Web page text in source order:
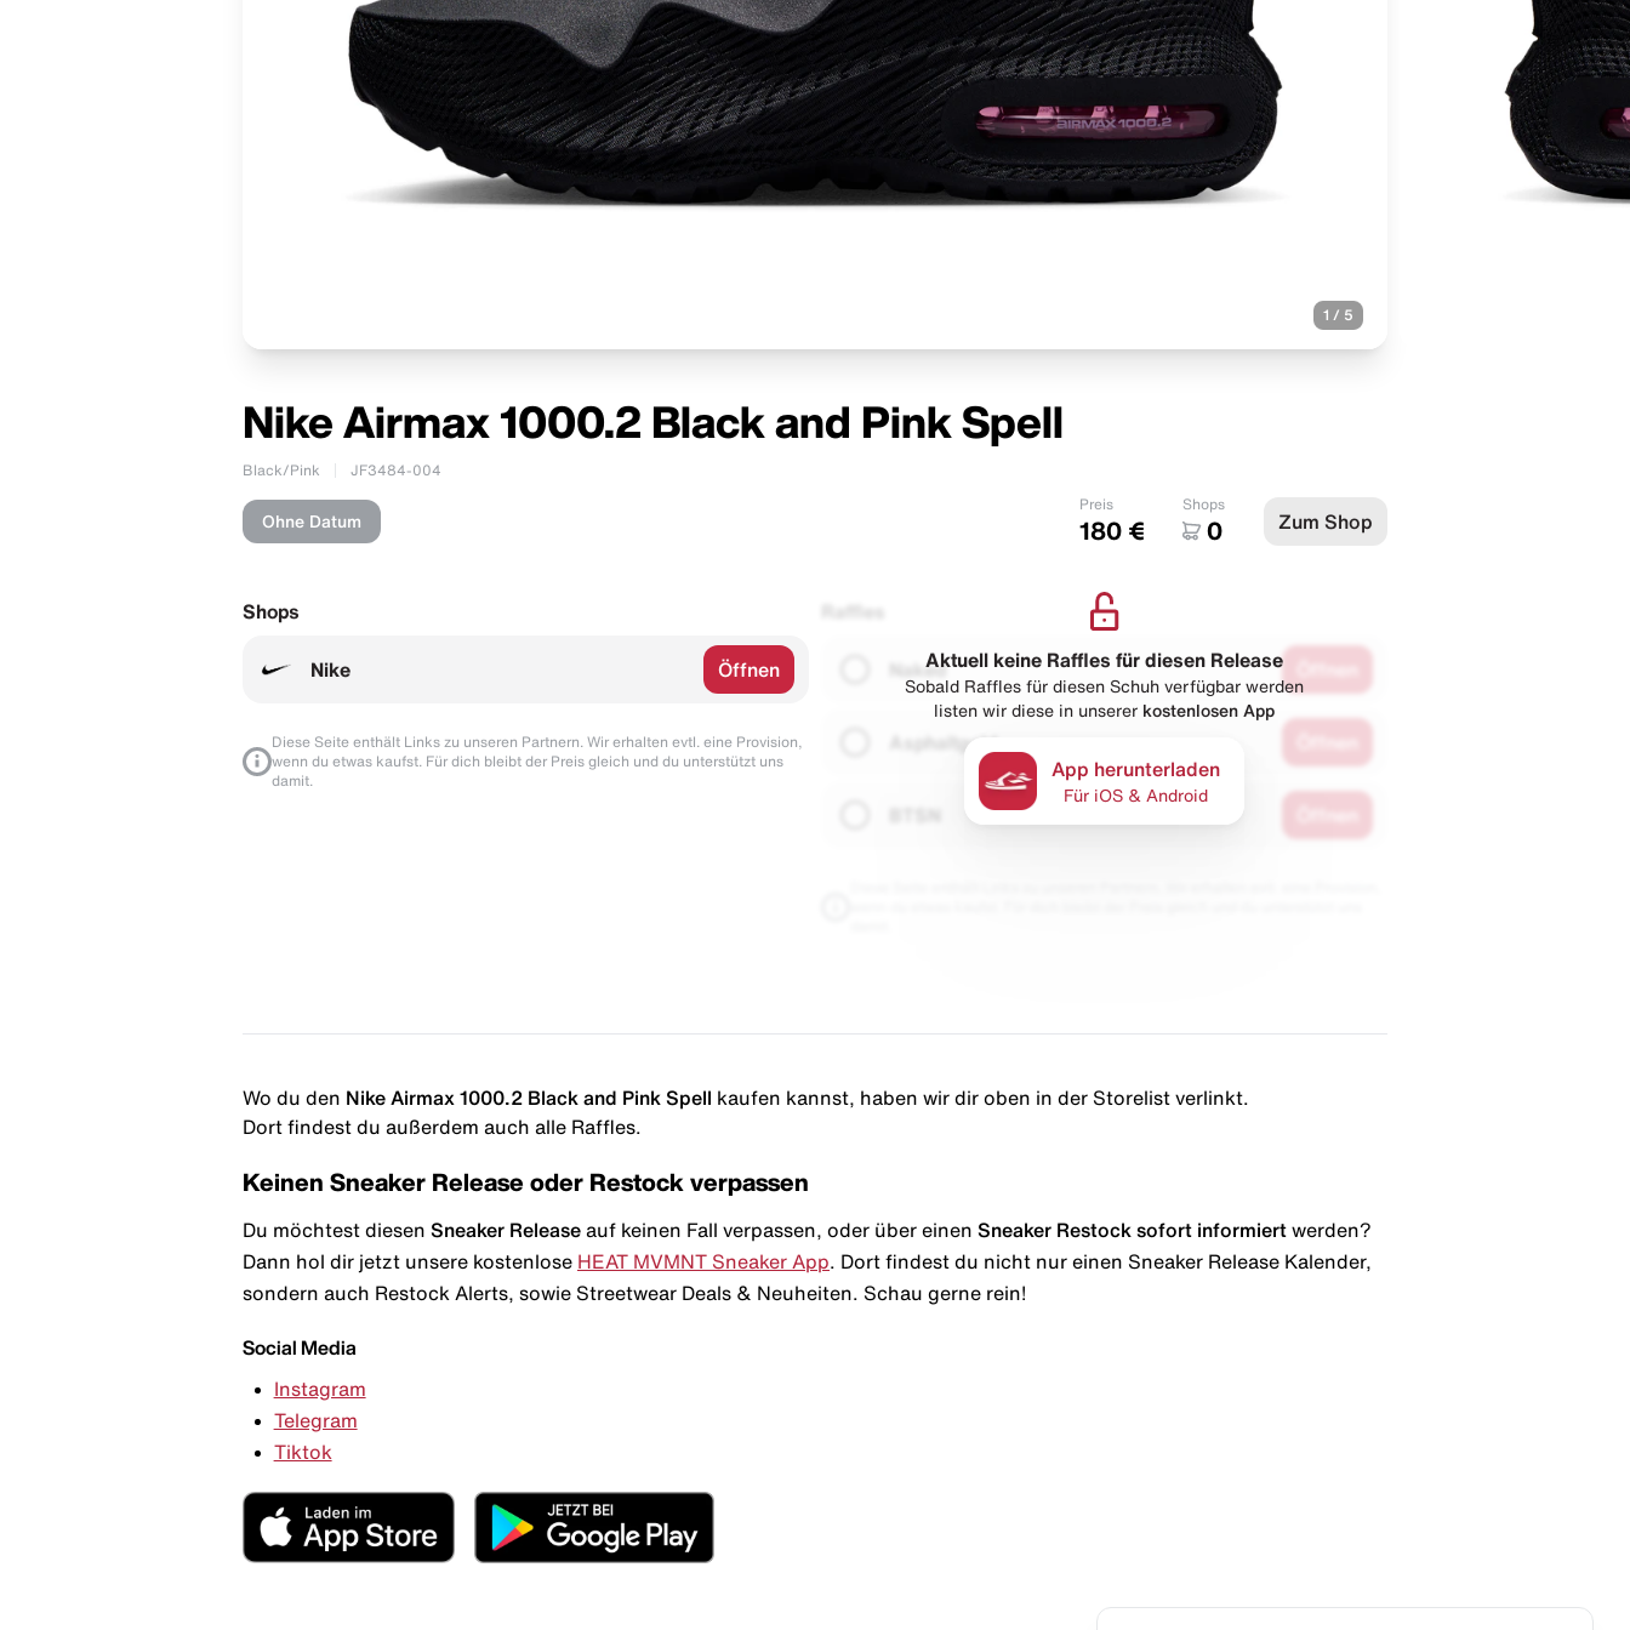
1 / 5
Nike Airmax 1000.2 Black and Pink Spell
Black/Pink JF3484-004
Ohne Datum
Preis
180 €
Shops
0 Zum Shop
Shops
Nike Öffnen
Diese Seite enthält Links zu unseren Partnern. Wir erhalten evtl. eine Provision,
wenn du etwas kaufst. Für dich bleibt der Preis gleich und du unterstützt uns
damit.
Raffles
Naked
Asphaltgold
Aktuell keine Raffles für diesen Release
Sobald Raffles für diesen Schuh verfügbar werden
listen wir diese in unserer kostenlosen App
App herunterladen
Für iOS & Android
Wo du den Nike Airmax 1000.2 Black and Pink Spell kaufen kannst, haben wir dir oben in der Storelist verlinkt.
Dort findest du außerdem auch alle Raffles.
Keinen Sneaker Release oder Restock verpassen
Du möchtest diesen Sneaker Release auf keinen Fall verpassen, oder über einen Sneaker Restock sofort informiert werden?
Dann hol dir jetzt unsere kostenlose HEAT MVMNT Sneaker App . Dort findest du nicht nur einen Sneaker Release Kalender,
sondern auch Restock Alerts, sowie Streetwear Deals & Neuheiten. Schau gerne rein!
Social Media
Instagram
Telegram
Tiktok